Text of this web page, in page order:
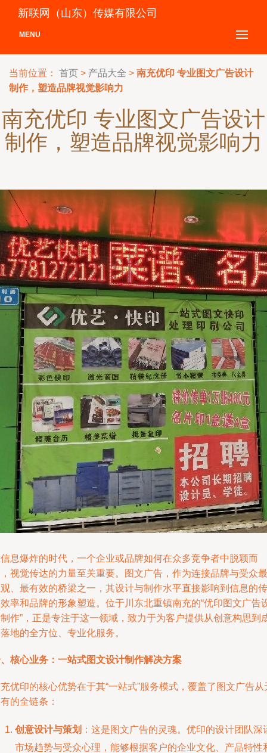
新联网（山东）传媒有限公司
MENU
当前位置： 首页 > 产品大全 > 南充优印 专业图文广告设计
制作，塑造品牌视觉影响力
南充优印 专业图文广告设计
制作，塑造品牌视觉影响力
息爆炸的时代，一个企业或品牌如何在众多竞争者中脱颖而
视觉传达的力量至关重要。图文广告，作为连接品牌与受众最
、最有效的桥梁之一，其设计与制作水平直接影响到信息的传
率和品牌的形象塑造。位于川东北重镇南充的“优印图文广告
作”，正是专注于这一领域，致力于为客户提供从创意构思到
地的全方位、专业化服务。
核心业务：一站式图文设计制作解决方案
优印的核心优势在于其“一站式”服务模式，覆盖了图文广告从
的全链条：
创意设计与策划 ：这是图文广告的灵魂。优印的设计团队深
市场趋势与受众心理，能够根据客户的企业文化、产品特性